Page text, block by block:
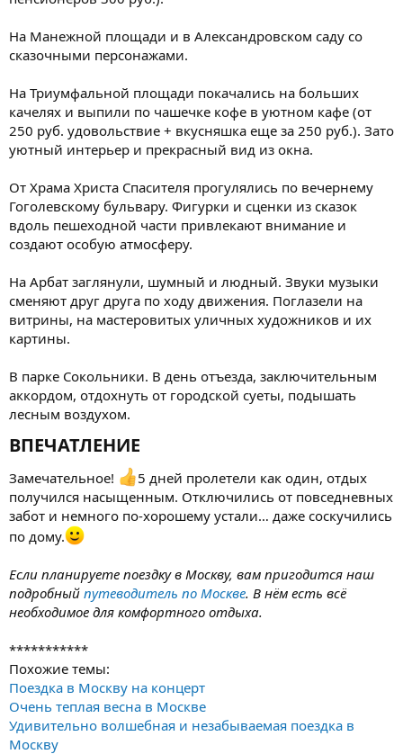
На Манежной площади и в Александровском саду со
сказочными персонажами.
На Триумфальной площади покачались на больших
качелях и выпили по чашечке кофе в уютном кафе (от
250 руб. удовольствие + вкусняшка еще за 250 руб.). Зато
уютный интерьер и прекрасный вид из окна.
От Храма Христа Спасителя прогулялись по вечернему
Гоголевскому бульвару. Фигурки и сценки из сказок
вдоль пешеходной части привлекают внимание и
создают особую атмосферу.
На Арбат заглянули, шумный и людный. Звуки музыки
сменяют друг друга по ходу движения. Поглазели на
витрины, на мастеровитых уличных художников и их
картины.
В парке Сокольники. В день отъезда, заключительным
аккордом, отдохнуть от городской суеты, подышать
лесным воздухом.
ВПЕЧАТЛЕНИЕ​
Замечательное!
5 дней пролетели как один, отдых
получился насыщенным. Отключились от повседневных
забот и немного по-хорошему устали… даже соскучились
по дому.
Если планируете поездку в Москву, вам пригодится наш
подробный путеводитель по Москве. В нём есть всё
необходимое для комфортного отдыха.
***********
Похожие темы:
Поездка в Москву на концерт
Очень теплая весна в Москве
Удивительно волшебная и незабываемая поездка в
Москву